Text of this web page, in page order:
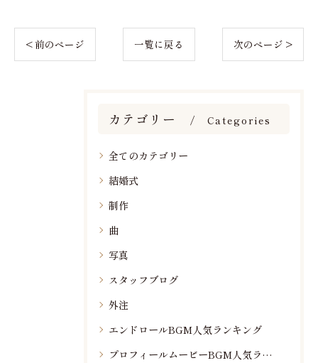
< 前のページ 一覧に戻る 次のページ >
カテゴリー Categories
全てのカテゴリー
結婚式
制作
曲
写真
スタッフブログ
外注
エンドロールBGM人気ランキング
プロフィールムービーBGM人気ランキング